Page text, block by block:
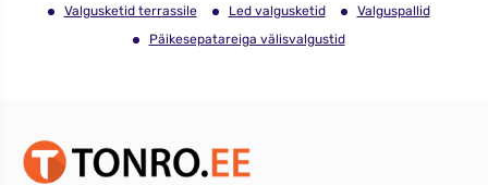
Valgusketid terrassile Led valgusketid
Valguspallid
Päikesepatareiga välisvalgustid